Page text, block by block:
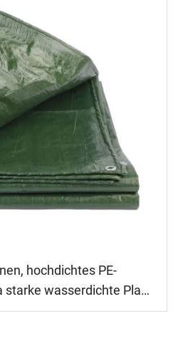
hochdichtes PE-
wasserdichte Plane
reißfest,